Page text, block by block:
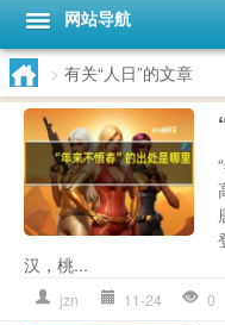
网站导航
> 有关“人日”的文章
汉，桃...
jzn 11-24 0